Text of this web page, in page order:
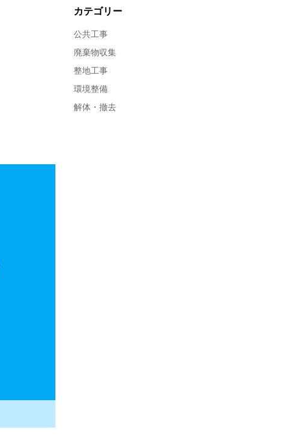
カテゴリー
公共工事
廃棄物収集
整地工事
環境整備
解体・撤去